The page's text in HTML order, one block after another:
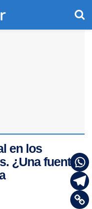
en los
¿Una fuente